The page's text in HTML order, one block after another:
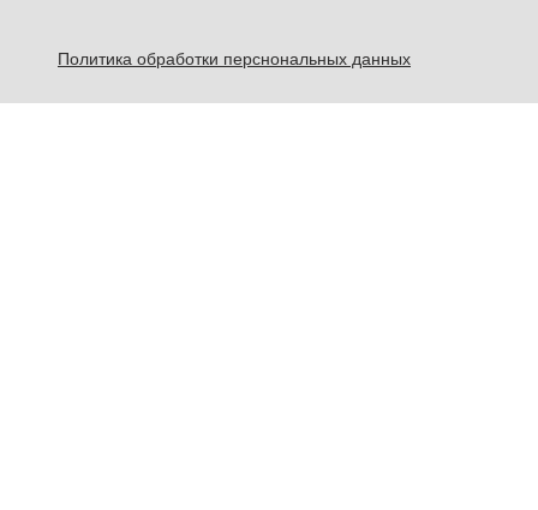
Политика обработки перснональных данных